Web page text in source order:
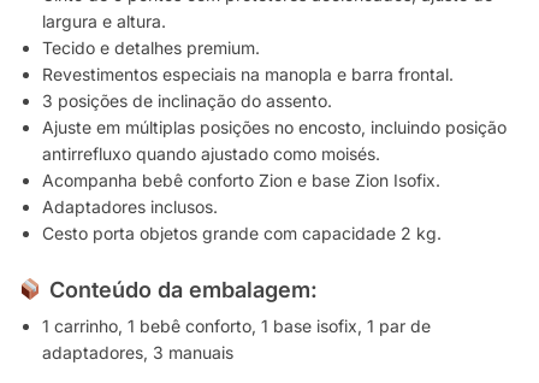
largura e altura.
Tecido e detalhes premium.
Revestimentos especiais na manopla e barra frontal.
3 posições de inclinação do assento.
Ajuste em múltiplas posições no encosto, incluindo posição
antirrefluxo quando ajustado como moisés.
Acompanha bebê conforto Zion e base Zion Isofix.
Adaptadores inclusos.
Cesto porta objetos grande com capacidade 2 kg.
Conteúdo da embalagem:
1 carrinho, 1 bebê conforto, 1 base isofix, 1 par de
adaptadores, 3 manuais